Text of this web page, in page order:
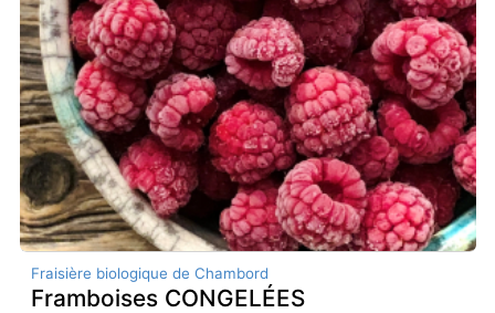
Fraisière biologique de Chambord
Framboises CONGELÉES